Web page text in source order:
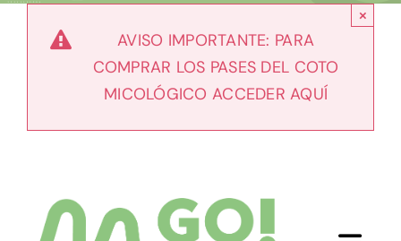
AVISO IMPORTANTE: PARA
COMPRAR LOS PASES DEL COTO
MICOLÓGICO ACCEDER AQUÍ
×